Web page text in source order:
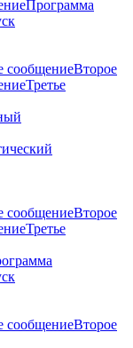
Программа
сообщениеВторое
Третье
сообщениеВторое
Третье
сообщениеВторое